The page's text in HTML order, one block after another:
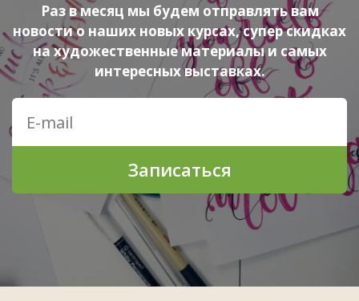
Раз в месяц мы будем отправлять вам
новости о наших новых курсах, супер скидках
на художественные материалы и самых
интересных выставках.
Записаться